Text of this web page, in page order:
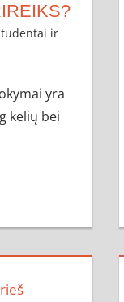
ir
yra
kelių bei